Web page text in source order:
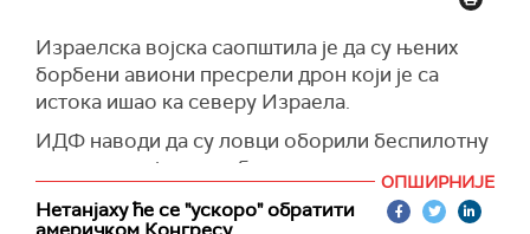
властима.
"Сваки пут када неко донесе одлуку да подржи
палестинску државу, реакција Израела је да то
трансформише у антисемитски напад", додао
(Reuters)
Израелска војска саопштила је да су њених
борбени авиони пресрели дрон који је са
истока ишао ка северу Израела.
ИДФ наводи да су ловци оборили беспилотну
летелицу која се приближавала северном
ОПШИРНИЈЕ
Нетанјаху ће се "ускоро" обратити